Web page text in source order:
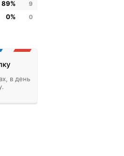
89% 9
0% 0
в день